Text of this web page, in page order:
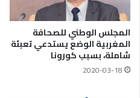
المجلس الوطني للصحافة
المغربية الوضع يستدعي تعبئة
شاملة، بسبب كورونا
2020-03-18